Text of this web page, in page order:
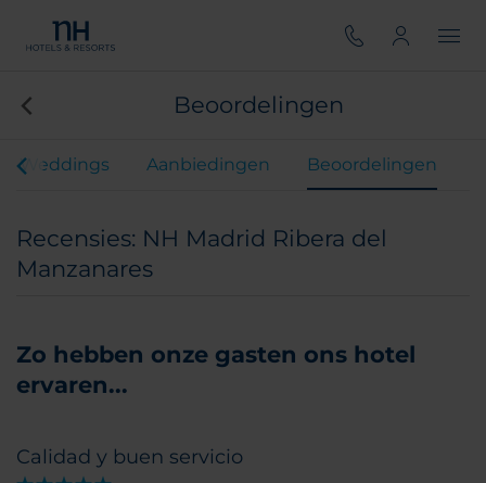
Beoordelingen
Weddings Aanbiedingen Beoordelingen
Recensies: NH Madrid Ribera del
Manzanares
Zo hebben onze gasten ons hotel
ervaren...
Calidad y buen servicio